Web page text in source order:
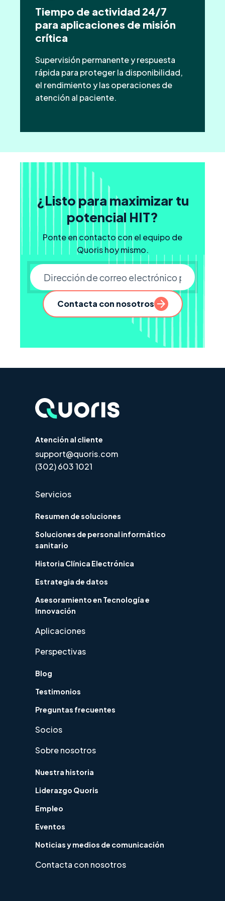
Tiempo de actividad 24/7
para aplicaciones de misión
crítica
Supervisión permanente y respuesta
rápida para proteger la disponibilidad,
el rendimiento y las operaciones de
atención al paciente.
¿Listo para maximizar tu
potencial HIT?
Ponte en contacto con el equipo de
Quoris hoy mismo.
Correo electrónico de
Contacta con nosotros
Atención al cliente
support@quoris.com
(302) 603 1021
Servicios
Resumen de soluciones
Soluciones de personal informático
sanitario
Historia Clínica Electrónica
Estrategia de datos
Asesoramiento en Tecnología e
Innovación
Aplicaciones
Perspectivas
Blog
Testimonios
Preguntas frecuentes
Socios
Sobre nosotros
Nuestra historia
Liderazgo Quoris
Empleo
Eventos
Noticias y medios de comunicación
Contacta con nosotros